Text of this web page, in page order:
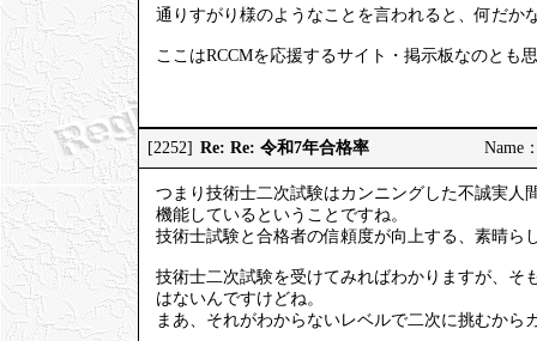
通りすがり様のようなことを言われると、何だか
ここはRCCMを応援するサイト・掲示板なのとも
[2252] Re: Re: 令和7年合格率 Name
つまり技術士二次試験はカンニングした不誠実人
機能しているということですね。
技術士試験と合格者の信頼度が向上する、素晴ら
技術士二次試験を受けてみればわかりますが、そ
はないんですけどね。
まあ、それがわからないレベルで二次に挑むから